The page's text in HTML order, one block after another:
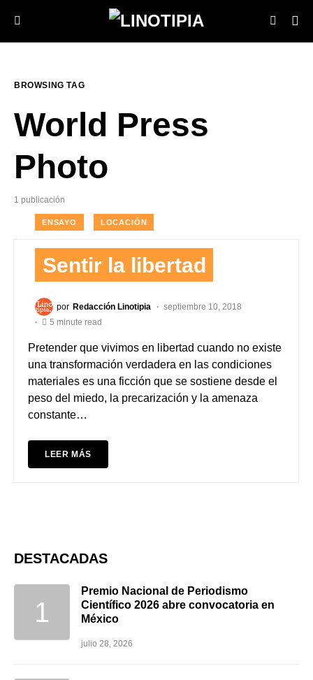
BROWSING TAG
World Press
Photo
1 publicación
ENSAYO LOCACIÓN
Sentir la libertad
por Redacción Linotipia
septiembre 10, 2018
5 minute read
Pretender que vivimos en libertad cuando no existe
una transformación verdadera en las condiciones
materiales es una ficción que se sostiene desde el
peso del miedo, la precarización y la amenaza
constante…
LEER MÁS
DESTACADAS
Premio Nacional de Periodismo
Científico 2026 abre convocatoria en
México
julio 28, 2026